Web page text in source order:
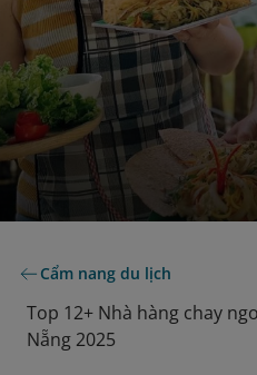
Cẩm nang du lịch
Top 12+ Nhà hàng chay
Nẵng 2025